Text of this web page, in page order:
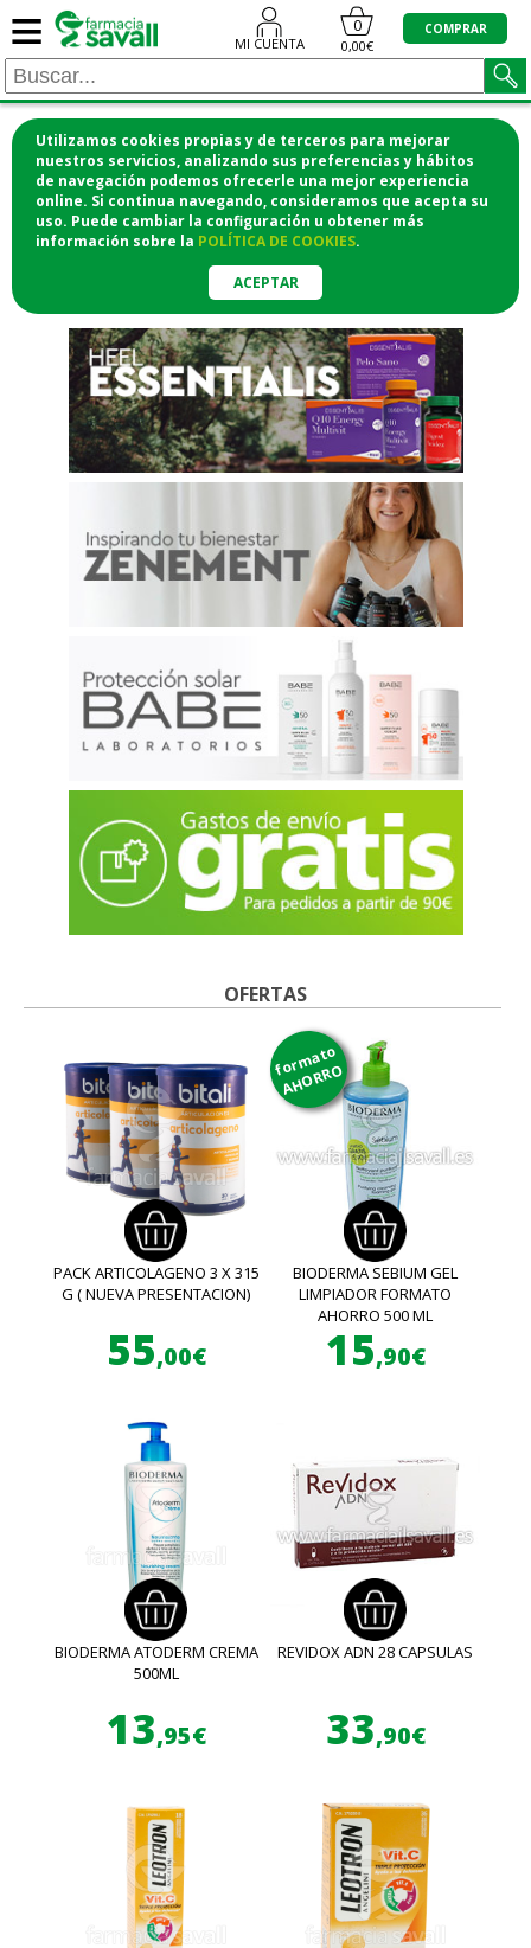
Utilizamos cookies propias y de terceros para mejorar
nuestros servicios, analizando sus preferencias y hábitos
de navegación podemos ofrecerle una mejor experiencia
online. Si continua navegando, consideramos que acepta su
uso. Puede cambiar la configuración u obtener más
información sobre la POLÍTICA DE COOKIES.
ACEPTAR
≡ MI CUENTA
0
0,00€
COMPRAR
¡COMPRA CÓMODAMENTE
DESDE CASA Y RECOGE EN LA
FARMACIA!o si lo prefieres te lo mandamos
a casa
OFERTAS
PACK ARTICOLAGENO 3 X 315
G ( NUEVA PRESENTACION)
55,00€
formato
AHORRO
BIODERMA SEBIUM GEL
LIMPIADOR FORMATO
AHORRO 500 ML
15,90€
BIODERMA ATODERM CREMA
500ML
13,95€
REVIDOX ADN 28 CAPSULAS
33,90€